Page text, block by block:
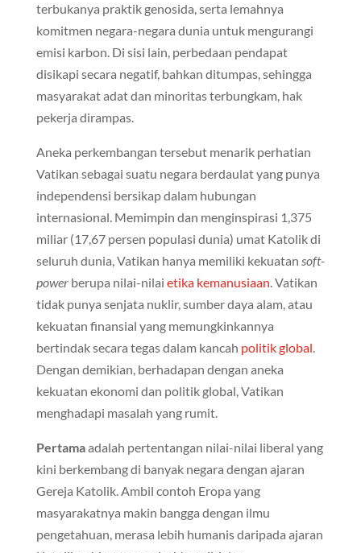
terbukanya praktik genosida, serta lemahnya
komitmen negara-negara dunia untuk mengurangi
emisi karbon. Di sisi lain, perbedaan pendapat
disikapi secara negatif, bahkan ditumpas, sehingga
masyarakat adat dan minoritas terbungkam, hak
pekerja dirampas.
Aneka perkembangan tersebut menarik perhatian
Vatikan sebagai suatu negara berdaulat yang punya
independensi bersikap dalam hubungan
internasional. Memimpin dan menginspirasi 1,375
miliar (17,67 persen populasi dunia) umat Katolik di
seluruh dunia, Vatikan hanya memiliki kekuatan soft-
power berupa nilai-nilai etika kemanusiaan. Vatikan
tidak punya senjata nuklir, sumber daya alam, atau
kekuatan finansial yang memungkinkannya
bertindak secara tegas dalam kancah politik global.
Dengan demikian, berhadapan dengan aneka
kekuatan ekonomi dan politik global, Vatikan
menghadapi masalah yang rumit.
Pertamaadalah pertentangan nilai-nilai liberal yang
kini berkembang di banyak negara dengan ajaran
Gereja Katolik. Ambil contoh Eropa yang
masyarakatnya makin bangga dengan ilmu
pengetahuan, merasa lebih humanis daripada ajaran